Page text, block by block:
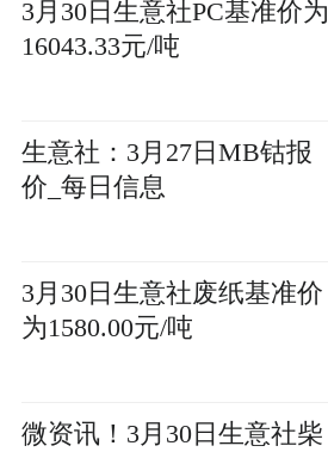
3月30日生意社PC基准价为
16043.33元/吨
生意社：3月27日MB钴报
价_每日信息
3月30日生意社废纸基准价
为1580.00元/吨
微资讯！3月30日生意社柴